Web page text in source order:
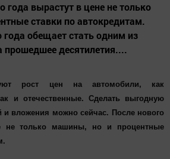
года вырастут в цене не только
ставки по автокредитам.
обещает стать одним из
прошедшее десятилетия....
рост цен на автомобили, как
и отечественные. Сделать выгодную
и вложения можно сейчас. После нового
не только машины, но и процентные